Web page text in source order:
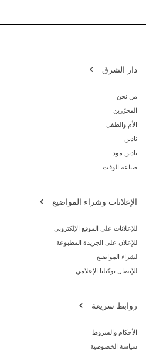
دار الشرق
من نحن
المحرّرين
الأم والطفل
نادين
نادين مود
صناعة الوقت
الإعلانات وشراء المواضيع
للإعلانات على الموقع الإلكتروني
للإعلان على الجريدة المطبوعة
لشراء المواضيع
للإتصال بوكيلنا الإعلامي
روابط سريعة
الأحكام والشروط
سياسة الخصوصية